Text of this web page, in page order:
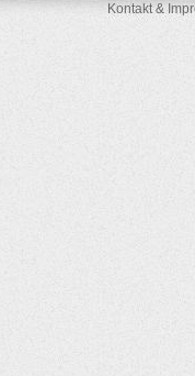
Kontakt &